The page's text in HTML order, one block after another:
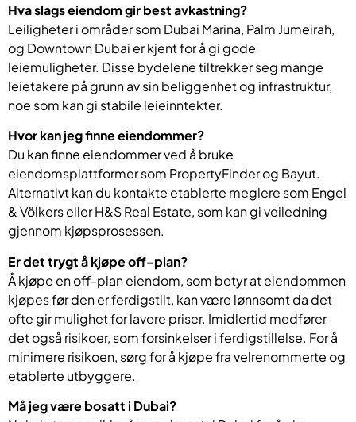
Hva slags eiendom gir best avkastning?
Leiligheter i områder som Dubai Marina, Palm Jumeirah,
og Downtown Dubai er kjent for å gi gode
leiemuligheter. Disse bydelene tiltrekker seg mange
leietakere på grunn av sin beliggenhet og infrastruktur,
noe som kan gi stabile leieinntekter.
Hvor kan jeg finne eiendommer?
Du kan finne eiendommer ved å bruke
eiendomsplattformer som PropertyFinder og Bayut.
Alternativt kan du kontakte etablerte meglere som Engel
& Völkers eller H&S Real Estate, som kan gi veiledning
gjennom kjøpsprosessen.
Er det trygt å kjøpe off-plan?
Å kjøpe en off-plan eiendom, som betyr at eiendommen
kjøpes før den er ferdigstilt, kan være lønnsomt da det
ofte gir mulighet for lavere priser. Imidlertid medfører
det også risikoer, som forsinkelser i ferdigstillelse. For å
minimere risikoen, sørg for å kjøpe fra velrenommerte og
etablerte utbyggere.
Må jeg være bosatt i Dubai?